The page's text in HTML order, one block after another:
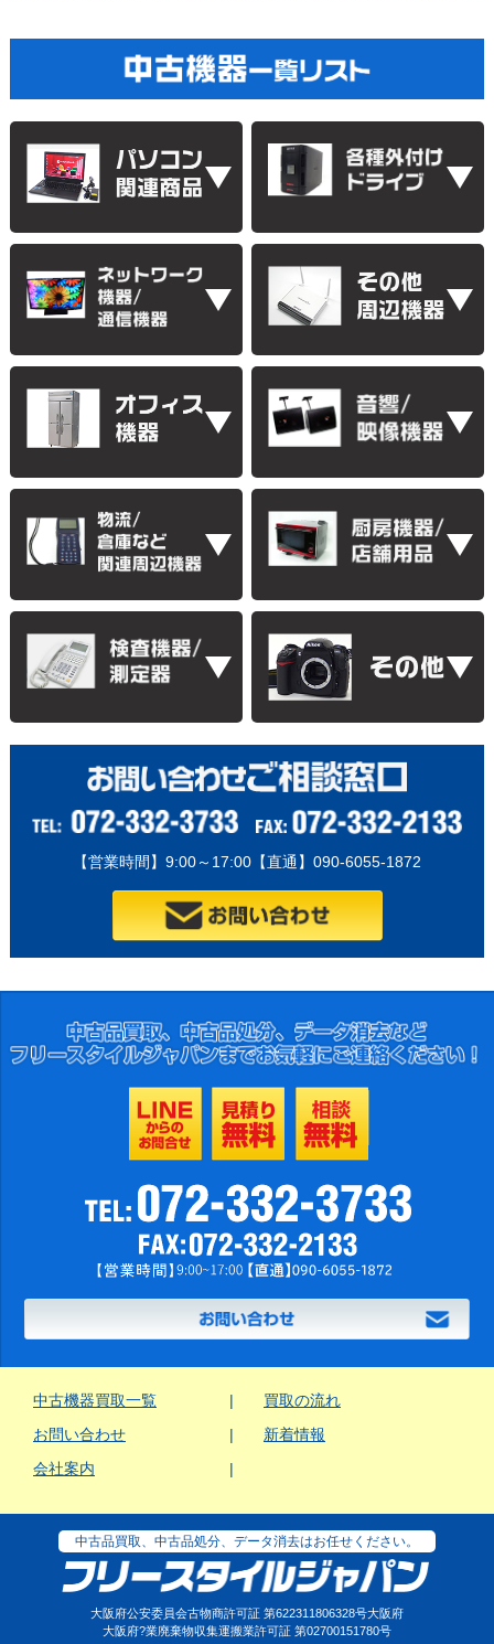
【営業時間】9:00～17:00【直通】090-6055-1872
中古機器買取一覧
買取の流れ
お問い合わせ
新着情報
会社案内
中古品買取、中古品処分、データ消去はお任せください。
大阪府公安委員会古物商許可証 第622311806328号大阪府
大阪府?業廃棄物収集運搬業許可証 第02700151780号